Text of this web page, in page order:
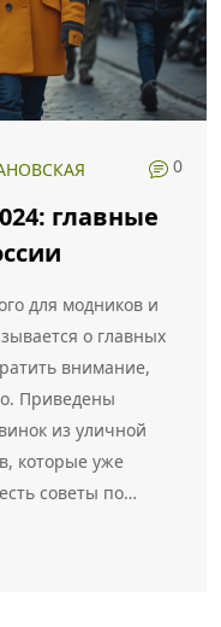
0
главные
для модников и
о главных
внимание,
Приведены
из уличной
которые уже
советы по
Всё кратко,